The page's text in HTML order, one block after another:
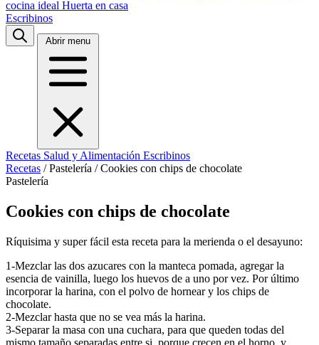
cocina ideal Huerta en casa
Escribinos
Abrir menu
Recetas Salud y Alimentación Escribinos
Recetas / Pastelería / Cookies con chips de chocolate
Pastelería
Cookies con chips de chocolate
Ríquisima y super fácil esta receta para la merienda o el desayuno:
1-Mezclar las dos azucares con la manteca pomada, agregar la
esencia de vainilla, luego los huevos de a uno por vez. Por último
incorporar la harina, con el polvo de hornear y los chips de
chocolate.
2-Mezclar hasta que no se vea más la harina.
3-Separar la masa con una cuchara, para que queden todas del
mismo tamaño separadas entre si, porque crecen en el horno, y